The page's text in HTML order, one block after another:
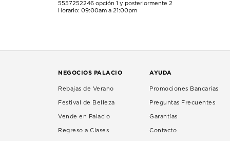
5557252246 opción 1 y posteriormente 2
Horario: 09:00am a 21:00pm
NEGOCIOS PALACIO
Rebajas de Verano
Festival de Belleza
Vende en Palacio
Regreso a Clases
AYUDA
Promociones Bancarias
Preguntas Frecuentes
Garantías
Contacto